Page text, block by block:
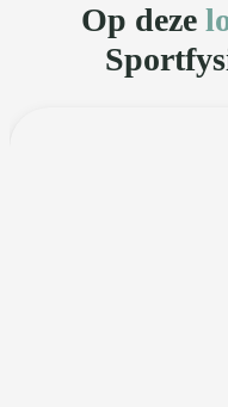
Op deze